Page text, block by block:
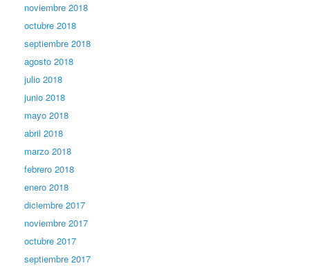
noviembre 2018
octubre 2018
septiembre 2018
agosto 2018
julio 2018
junio 2018
mayo 2018
abril 2018
marzo 2018
febrero 2018
enero 2018
diciembre 2017
noviembre 2017
octubre 2017
septiembre 2017